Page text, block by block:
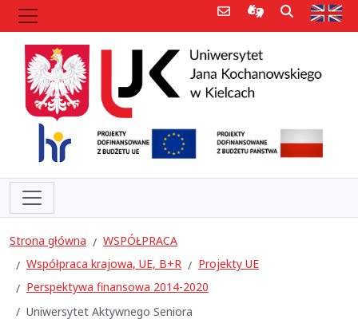
Poczta e-mailInformacje dla
Szukaj
Strona główna
WSPÓŁPRACA
Współpraca krajowa, UE, B+R
Projekty UE
Perspektywa finansowa 2014-2020
Uniwersytet Aktywnego Seniora